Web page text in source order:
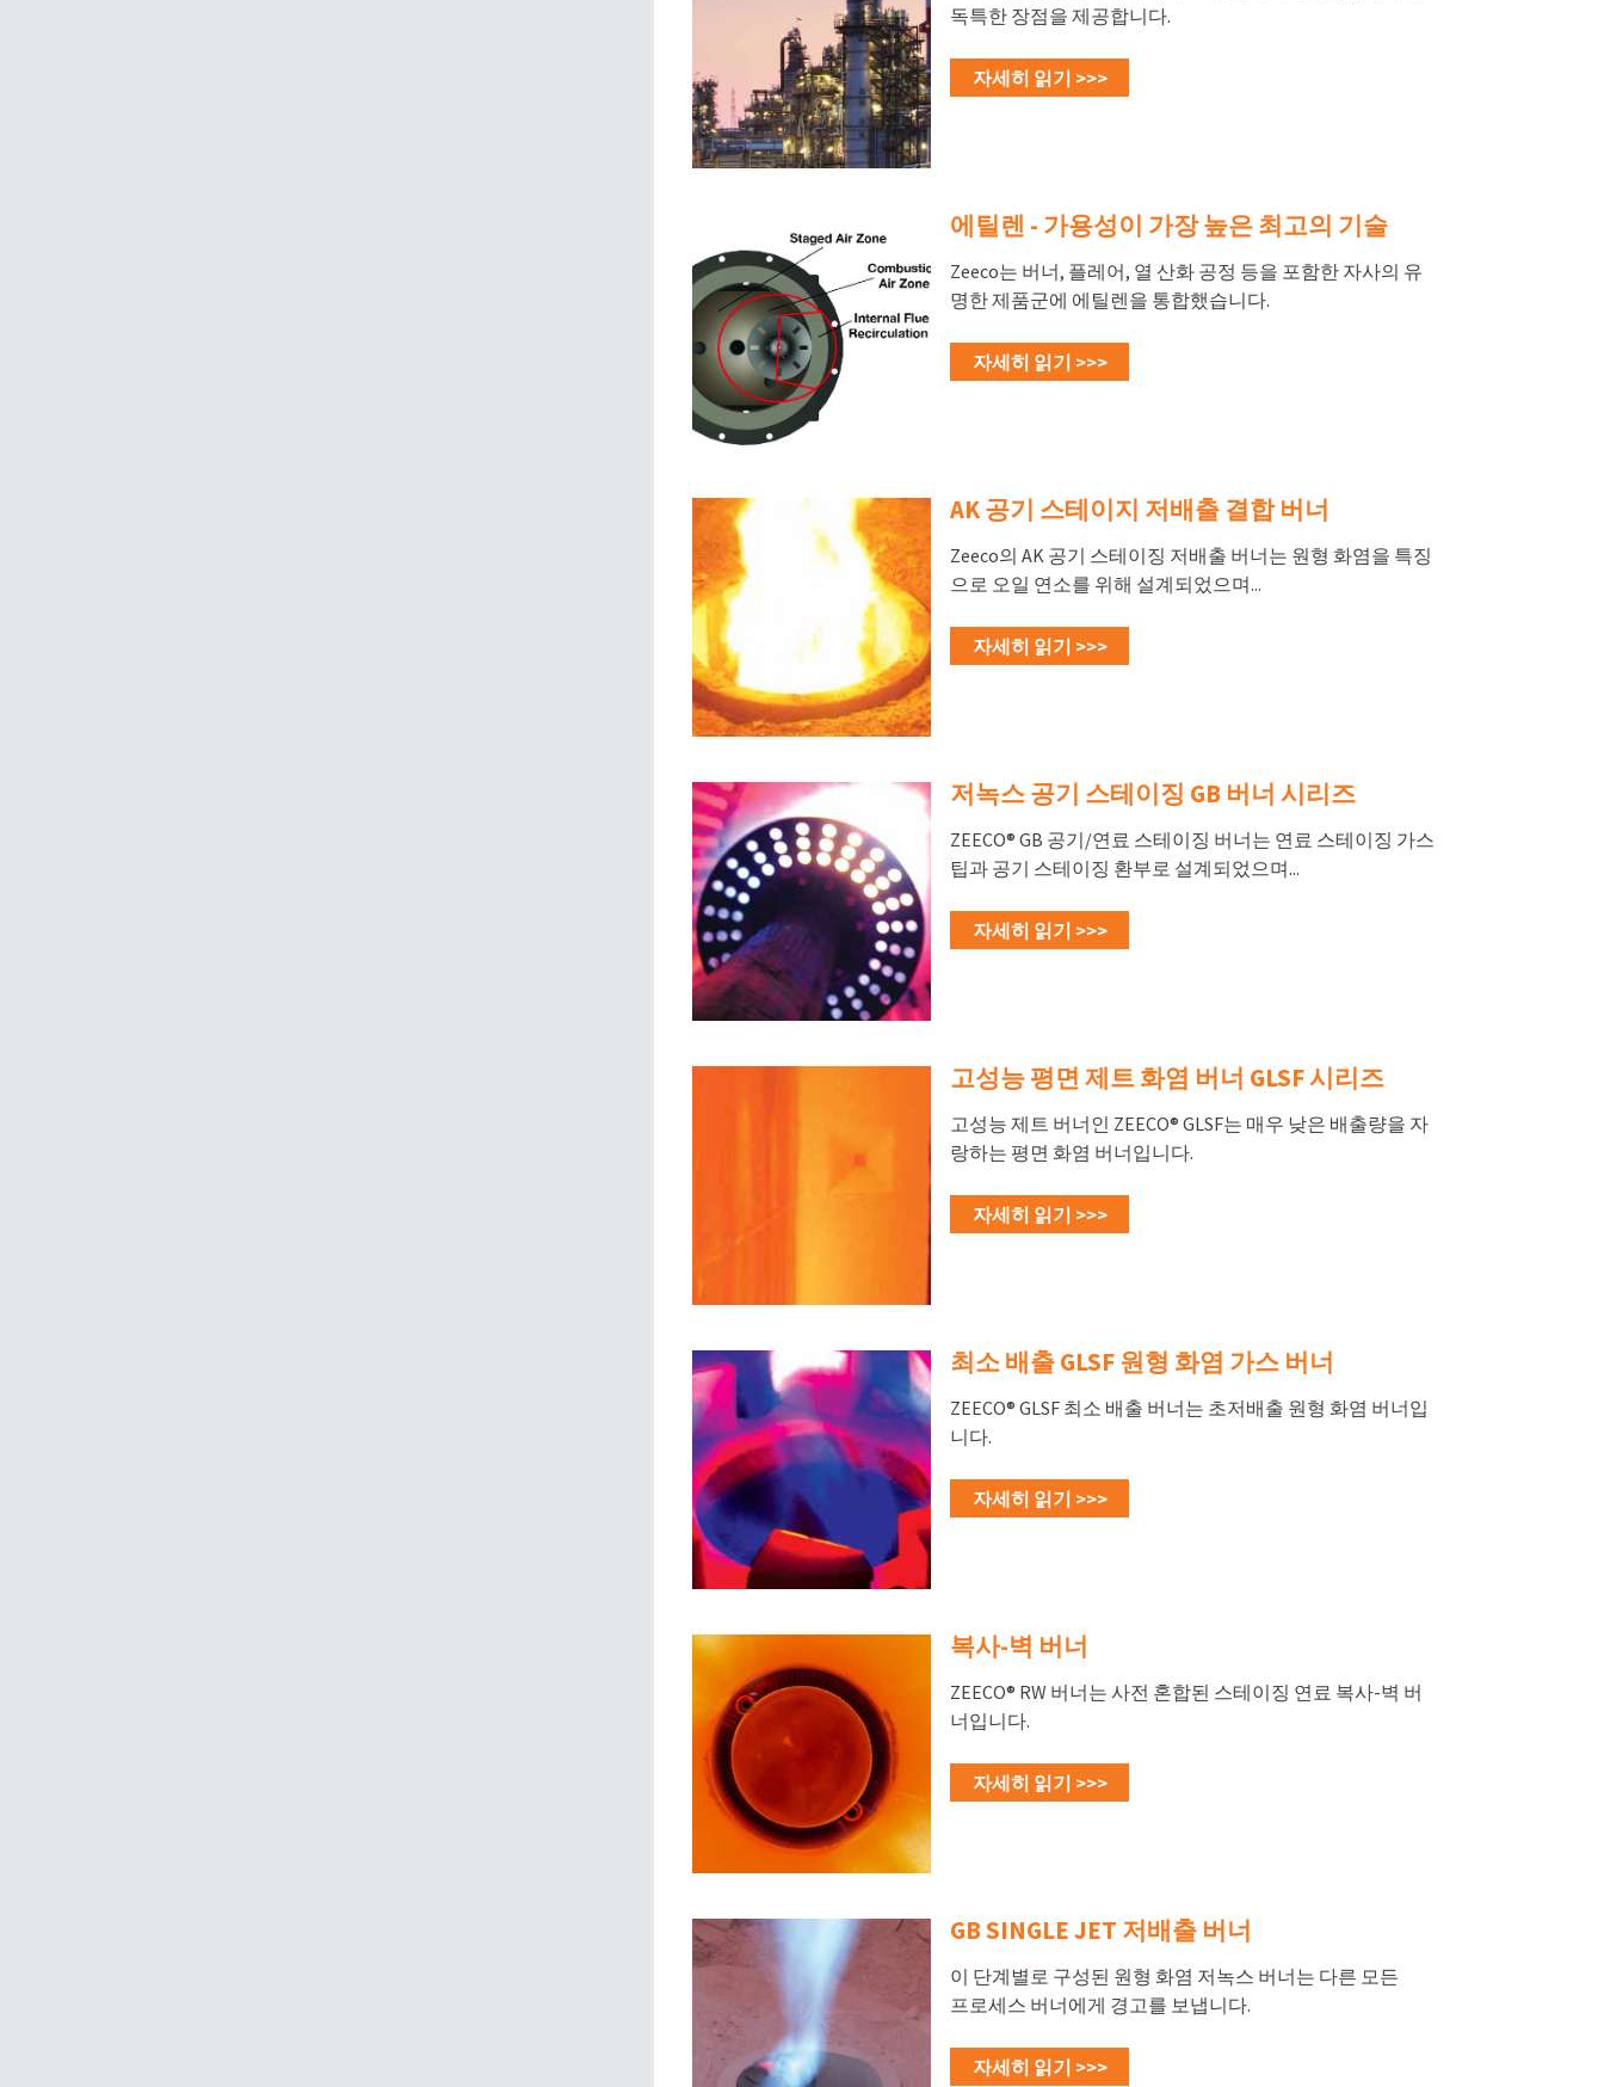
독특한 장점을 제공합니다.
자세히 읽기 >>>
에틸렌 - 가용성이 가장 높은 최고의 기술
Zeeco는 버너, 플레어, 열 산화 공정 등을 포함한 자사의 유
명한 제품군에 에틸렌을 통합했습니다.
자세히 읽기 >>>
AK 공기 스테이지 저배출 결합 버너
Zeeco의 AK 공기 스테이징 저배출 버너는 원형 화염을 특징
으로 오일 연소를 위해 설계되었으며...
자세히 읽기 >>>
저녹스 공기 스테이징 GB 버너 시리즈
ZEECO® GB 공기/연료 스테이징 버너는 연료 스테이징 가스
팁과 공기 스테이징 환부로 설계되었으며...
자세히 읽기 >>>
고성능 평면 제트 화염 버너 GLSF 시리즈
고성능 제트 버너인 ZEECO® GLSF는 매우 낮은 배출량을 자
랑하는 평면 화염 버너입니다.
자세히 읽기 >>>
최소 배출 GLSF 원형 화염 가스 버너
ZEECO® GLSF 최소 배출 버너는 초저배출 원형 화염 버너입
니다.
자세히 읽기 >>>
복사-벽 버너
ZEECO® RW 버너는 사전 혼합된 스테이징 연료 복사-벽 버
너입니다.
자세히 읽기 >>>
GB SINGLE JET 저배출 버너
이 단계별로 구성된 원형 화염 저녹스 버너는 다른 모든
프로세스 버너에게 경고를 보냅니다.
자세히 읽기 >>>